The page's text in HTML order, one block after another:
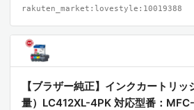
rakuten_market:lovestyle:10019388
【ブラザー純正】インクカートリ
量）LC412XL-4PK 対応型番：